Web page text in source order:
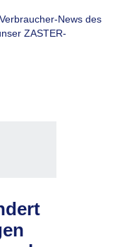
News des
ZASTER-